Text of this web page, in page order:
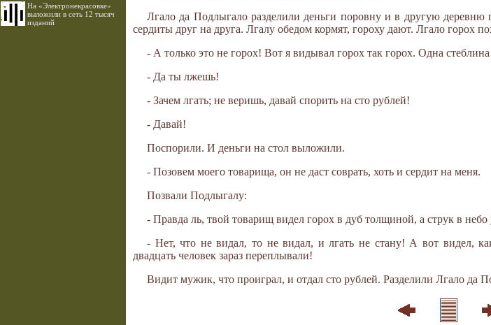
На «Электронекрасовке»
выложили в сеть 12 тысяч
изданий
Лгало да Подлыгало разделили деньги поровну и в другую
сердиты друг на друга. Лгалу обедом кормят, гороху дают. Лгало горох
- А только это не горох! Вот я видывал горох так горох. Одна
- Да ты лжешь!
- Зачем лгать; не веришь, давай спорить на сто рублей!
- Давай!
Поспорили. И деньги на стол выложили.
- Позовем моего товарища, он не даст соврать, хоть и сердит на меня.
Позвали Подлыгалу:
- Правда ль, твой товарищ видел горох в дуб толщиной, а струк в небо
- Нет, что не видал, то не видал, и лгать не стану! А вот видел,
двадцать человек зараз переплывали!
Видит мужик, что проиграл, и отдал сто рублей. Разделили Лгало да